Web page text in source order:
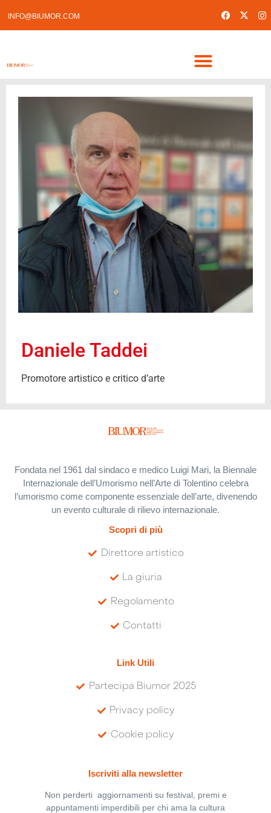
INFO@BIUMOR.COM
Daniele Taddei
Promotore artistico e critico d’arte
Fondata nel 1961 dal sindaco e medico Luigi Mari, la Biennale
Internazionale dell’Umorismo nell’Arte di Tolentino celebra
l’umorismo come componente essenziale dell’arte, divenendo
un evento culturale di rilievo internazionale.
Scopri di più
Direttore artistico
La giuria
Regolamento
Contatti
Link Utili
Partecipa Biumor 2025
Privacy policy
Cookie policy
Iscriviti alla newsletter
Non perderti aggiornamenti su festival, premi e
appuntamenti imperdibili per chi ama la cultura